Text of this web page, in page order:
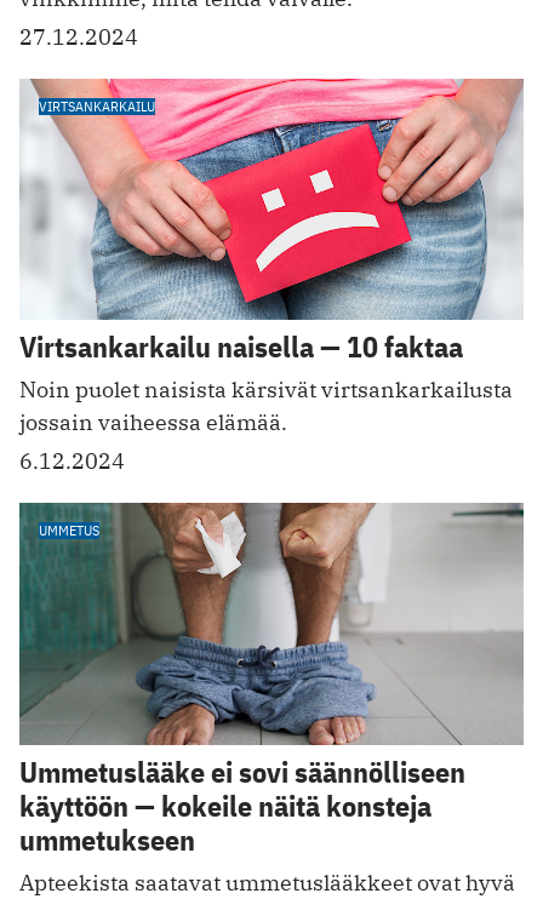
27.12.2024
VIRTSANKARKAILU
Virtsankarkailu naisella — 10 faktaa
Noin puolet naisista kärsivät virtsankarkailusta
jossain vaiheessa elämää.
6.12.2024
UMMETUS
Ummetuslääke ei sovi säännölliseen
käyttöön — kokeile näitä konsteja
ummetukseen
Apteekista saatavat ummetuslääkkeet ovat hyvä